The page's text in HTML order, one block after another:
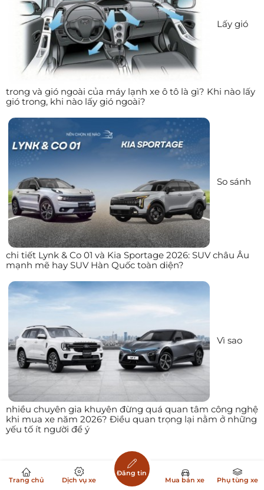
Lấy gió
trong và gió ngoài của máy lạnh xe ô tô là gì? Khi nào lấy
gió trong, khi nào lấy gió ngoài?
So sánh
chi tiết Lynk & Co 01 và Kia Sportage 2026: SUV châu Âu
mạnh mẽ hay SUV Hàn Quốc toàn diện?
Vì sao
nhiều chuyên gia khuyên đừng quá quan tâm công nghệ
khi mua xe năm 2026? Điều quan trọng lại nằm ở những
yếu tố ít người để ý
Trang chủ Dịch vụ xe
Đăng tin
Mua bán xe
Phụ tùng xe